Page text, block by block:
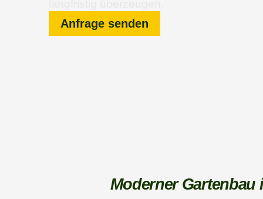
Anfrage senden
Moderner